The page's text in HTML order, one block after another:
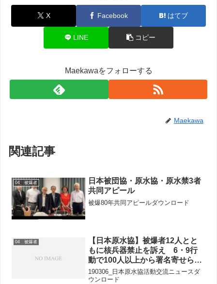
X Facebook はてブ
LINE コピー
Maekawaをフォローする
Maekawa
関連記事
04 被爆者
日本被団協・原水協・原水禁3者
共同アピール
被爆80年共同アピールダウンロード
04 被爆者
【日本原水協】被爆者12人とと
もに核兵器禁止を訴え 6・9行
動で100人以上から署名寄せられ
る
190306_日本原水協活動交流ニュースダ
ウンロード